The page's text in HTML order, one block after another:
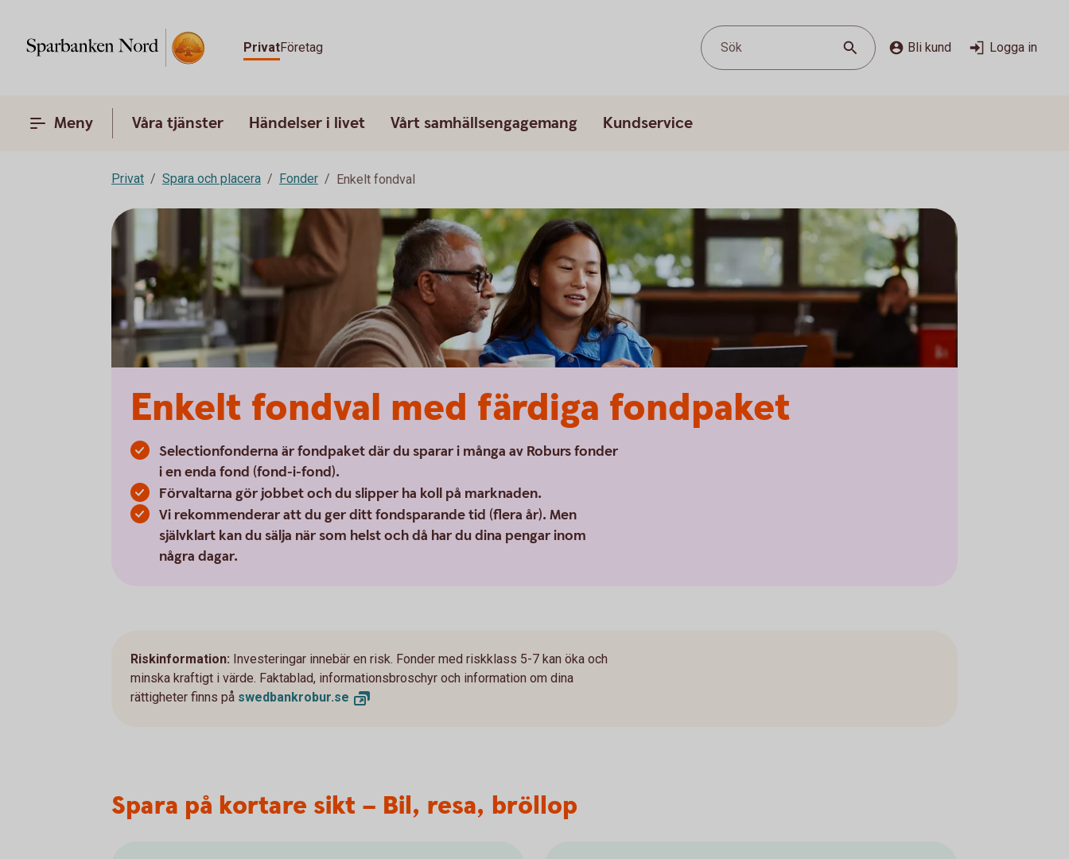
PrivatFöretag Sök Bli kund Logga in
Meny Våra tjänster Händelser i livet Vårt samhällsengagemang Kundservice
Privat Spara och placera Fonder Enkelt fondval
Enkelt fondval med färdiga fondpaket
Selectionfonderna är fondpaket där du sparar i många av Roburs fonder
i en enda fond (fond-i-fond).
Förvaltarna gör jobbet och du slipper ha koll på marknaden.
Vi rekommenderar att du ger ditt fondsparande tid (flera år). Men
självklart kan du sälja när som helst och då har du dina pengar inom
några dagar.
Riskinformation: Investeringar innebär en risk. Fonder med riskklass 5-7 kan öka och
minska kraftigt i värde. Faktablad, informationsbroschyr och information om dina
rättigheter finns på swedbankrobur.se
Spara på kortare sikt – Bil, resa, bröllop